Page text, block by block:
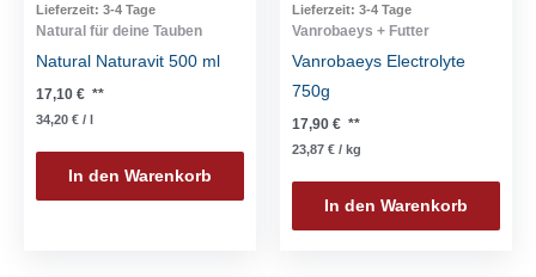
Lieferzeit: 3-4 Tage
Natural für deine Tauben
Natural Naturavit 500 ml
17,10 € **
34,20 € / l
In den Warenkorb
Lieferzeit: 3-4 Tage
Vanrobaeys + Futter
Vanrobaeys Electrolyte
750g
17,90 € **
23,87 € / kg
In den Warenkorb